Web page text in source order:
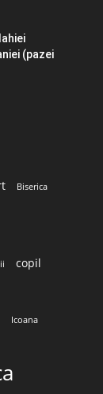
(pazei
Biserica
copil
Icoana